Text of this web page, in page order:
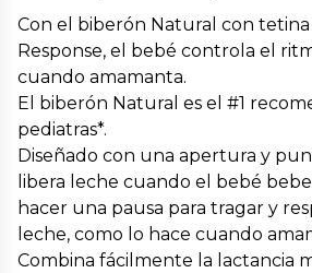
Con el biberón Natural con tetina
Response, el bebé controla el
cuando amamanta.
El biberón Natural es el #1
pediatras*.
Diseñado con una apertura y
libera leche cuando el bebé
hacer una pausa para tragar y
leche, como lo hace cuando
Combina fácilmente la lactancia